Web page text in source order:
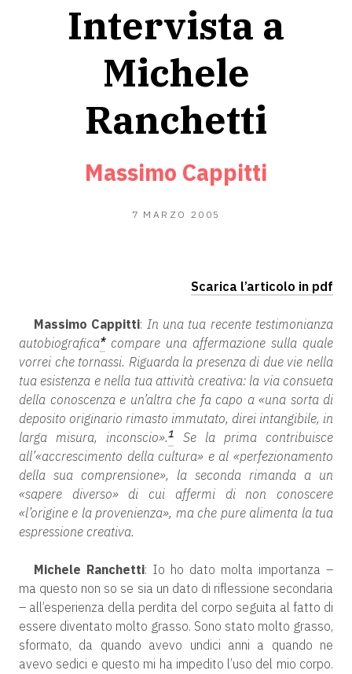
Intervista a
Michele
Ranchetti
Massimo Cappitti
7 MARZO 2005
Scarica l’articolo in pdf
Massimo Cappitti: In una tua recente testimonianza
autobiografica*compare una affermazione sulla quale
vorrei che tornassi. Riguarda la presenza di due vie nella
tua esistenza e nella tua attività creativa: la via consueta
della conoscenza e un’altra che fa capo a «una sorta di
deposito originario rimasto immutato, direi intangibile, in
larga misura, inconscio».1
Se la prima contribuisce
all’«accrescimento della cultura» e al «perfezionamento
della sua comprensione», la seconda rimanda a un
«sapere diverso» di cui affermi di non conoscere
«l’origine e la provenienza», ma che pure alimenta la tua
espressione creativa.
Michele Ranchetti: Io ho dato molta importanza –
ma questo non so se sia un dato di riflessione secondaria
– all’esperienza della perdita del corpo seguita al fatto di
essere diventato molto grasso. Sono stato molto grasso,
sformato, da quando avevo undici anni a quando ne
avevo sedici e questo mi ha impedito l’uso del mio corpo.